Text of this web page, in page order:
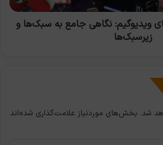
ویدیوگیم: نگاهی جامع به سبک‌ها و
زیرسبک‌ها
شد. بخش‌های موردنیاز علامت‌گذاری شده‌اند